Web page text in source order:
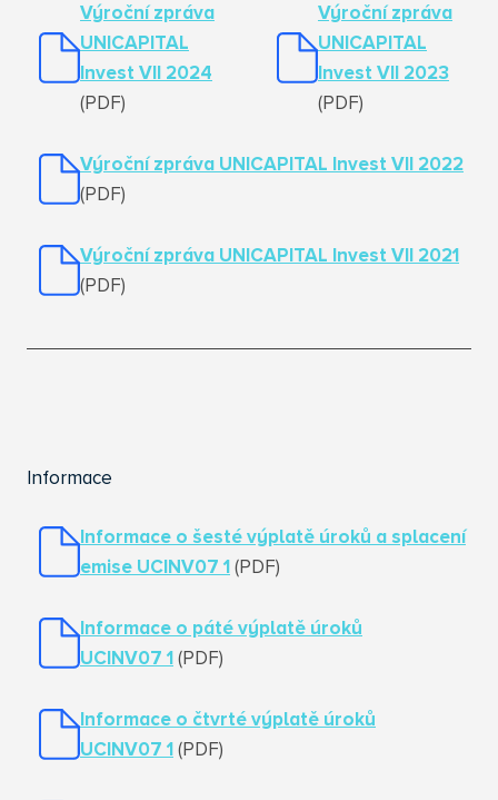
Výroční zpráva
UNICAPITAL
Invest VII 2024
(PDF)
Výroční zpráva
UNICAPITAL
Invest VII 2023
(PDF)
Výroční zpráva UNICAPITAL Invest VII 2022
(PDF)
Výroční zpráva UNICAPITAL Invest VII 2021
(PDF)
Informace
Informace o šesté výplatě úroků a splacení
emise UCINV07 1 (PDF)
Informace o páté výplatě úroků
UCINV07 1 (PDF)
Informace o čtvrté výplatě úroků
UCINV07 1 (PDF)